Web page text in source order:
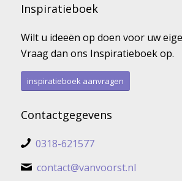
Inspiratieboek
Wilt u ideeën op doen voor uw
Vraag dan ons Inspiratieboek op.
inspiratieboek aanvragen
Contactgegevens
0318-621577
contact@vanvoorst.nl